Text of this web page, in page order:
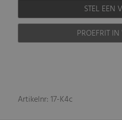
STEL EEN
PROEFRIT
Artikelnr: 17-K4c